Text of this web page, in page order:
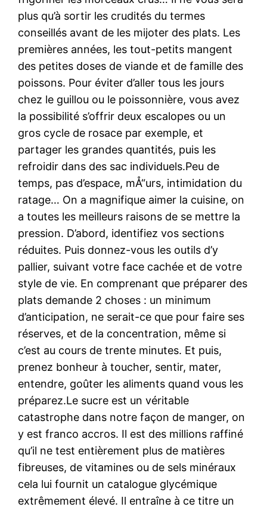
plus qu’à sortir les crudités du termes
conseillés avant de les mijoter des plats. Les
premières années, les tout-petits mangent
des petites doses de viande et de famille des
poissons. Pour éviter d’aller tous les jours
chez le guillou ou le poissonnière, vous avez
la possibilité s’offrir deux escalopes ou un
gros cycle de rosace par exemple, et
partager les grandes quantités, puis les
refroidir dans des sac individuels.Peu de
temps, pas d’espace, mÅ“urs, intimidation du
ratage… On a magnifique aimer la cuisine, on
a toutes les meilleurs raisons de se mettre la
pression. D’abord, identifiez vos sections
réduites. Puis donnez-vous les outils d’y
pallier, suivant votre face cachée et de votre
style de vie. En comprenant que préparer des
plats demande 2 choses : un minimum
d’anticipation, ne serait-ce que pour faire ses
réserves, et de la concentration, même si
c’est au cours de trente minutes. Et puis,
prenez bonheur à toucher, sentir, mater,
entendre, goûter les aliments quand vous les
préparez.Le sucre est un véritable
catastrophe dans notre façon de manger, on
y est franco accros. Il est des millions raffiné
qu’il ne test entièrement plus de matières
fibreuses, de vitamines ou de sels minéraux
cela lui fournit un catalogue glycémique
extrêmement élevé. Il entraîne à ce titre un